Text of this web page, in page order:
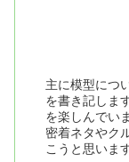
主に模型につ
を書き記しま
を楽しんでい
密着ネタやク
こうと思いま